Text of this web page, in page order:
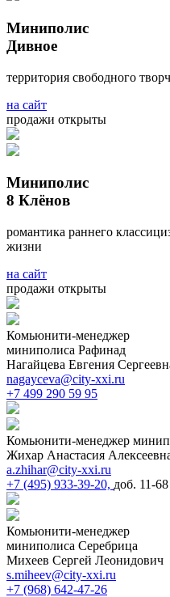
Миниполис
Дивное
территория свободного
на сайт
продажи открыты
Миниполис
8 Клёнов
романтика раннего
жизни
на сайт
продажи открыты
Комьюнити-менеджер
миниполиса Рафинад
Нагайцева Евгения
nagayceva@city-xxi.ru
+7 499 290 59 95
Комьюнити-менеджер
Жихар Анастасия
a.zhihar@city-xxi.ru
+7 (495) 933-39-20, доб. 11-68
Комьюнити-менеджер
миниполиса Серебрица
Михеев Сергей Леонидович
s.miheev@city-xxi.ru
+7 (968) 642-47-26